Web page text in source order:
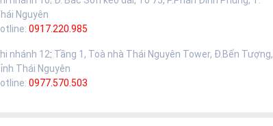
Nguyên
0917.220.985
nhánh 12: Tầng 1, Toà nhà Thái Nguyên Tower, Đ.Bến Tượng,
Thái Nguyên
0977.570.503